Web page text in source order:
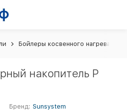
Бойлеры косвенного нагрева
накопитель P
Бренд: Sunsystem